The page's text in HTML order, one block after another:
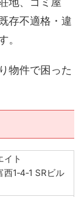
存不適格・違
。
物件で困った
イト
1‑4‑1 SRビル